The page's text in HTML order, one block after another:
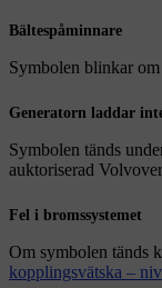
Bältespåminnare
Symbolen blinkar om
Generatorn laddar
Symbolen tänds
auktoriserad
Fel i bromssystemet
Om symbolen tänds
kopplingsvätska –